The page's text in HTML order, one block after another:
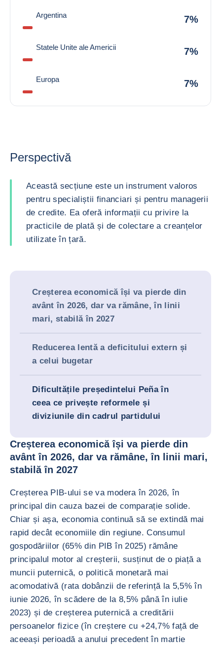
Argentina 7%
Statele Unite ale Americii 7%
Europa 7%
Perspectivă
Această secțiune este un instrument valoros
pentru specialiștii financiari și pentru managerii
de credite. Ea oferă informații cu privire la
practicile de plată și de colectare a creanțelor
utilizate în țară.
Creșterea economică își va pierde din
avânt în 2026, dar va rămâne, în linii
mari, stabilă în 2027
Reducerea lentă a deficitului extern și
a celui bugetar
Dificultățile președintelui Peña în
ceea ce privește reformele și
diviziunile din cadrul partidului
Creșterea economică își va pierde din
avânt în 2026, dar va rămâne, în linii mari,
stabilă în 2027
Creșterea PIB-ului se va modera în 2026, în
principal din cauza bazei de comparație solide.
Chiar și așa, economia continuă să se extindă mai
rapid decât economiile din regiune. Consumul
gospodăriilor (65% din PIB în 2025) rămâne
principalul motor al creșterii, susținut de o piață a
muncii puternică, o politică monetară mai
acomodativă (rata dobânzii de referință la 5,5% în
iunie 2026, în scădere de la 8,5% până în iulie
2023) și de creșterea puternică a creditării
persoanelor fizice (în creștere cu +24,7% față de
aceeași perioadă a anului precedent în martie